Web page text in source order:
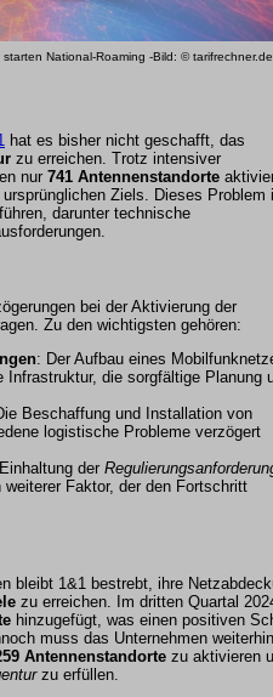
National-Roaming -Bild: © tarifrechner.de
hat es bisher nicht geschafft, das
zu erreichen. Trotz intensiver
nur 741 Antennenstandorte
Ziels. Dieses Problem
darunter technische
bei der Aktivierung der
Zu den wichtigsten gehören:
: Der Aufbau eines
die sorgfältige Planung
Beschaffung und Installation von
logistische Probleme verzögert
der
Faktor, der den Fortschritt
bleibt 1&1 bestrebt, ihre
zu erreichen. Im dritten Quartal
hinzugefügt, was einen positiven
muss das Unternehmen weiterhin
Antennenstandorte zu aktivieren
zu erfüllen.